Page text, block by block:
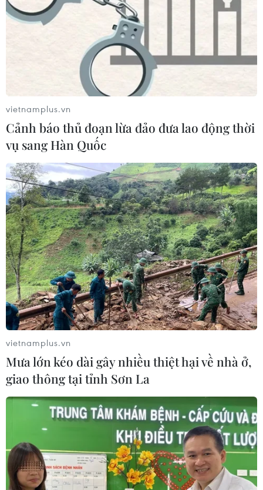
vietnamplus.vn
Cảnh báo thủ đoạn lừa đảo đưa lao động thời
vụ sang Hàn Quốc
vietnamplus.vn
Mưa lớn kéo dài gây nhiều thiệt hại về nhà ở,
giao thông tại tỉnh Sơn La